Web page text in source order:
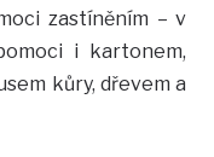
zastíněním – v
i kartonem,
kůry, dřevem a